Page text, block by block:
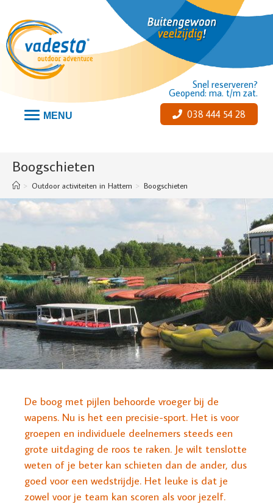
Snel reserveren?
Geopend: ma. t/m zat.
038 444 54 28
MENU
Boogschieten
> Outdoor activiteiten in Hattem > Boogschieten
De boog met pijlen behoorde vroeger bij de
wapens. Nu is het een precisie-sport. Het is voor
groepen en individuele deelnemers steeds een
grote uitdaging de roos te raken. Je wilt tenslotte
weten of je beter kan schieten dan de ander, dus
goed voor een wedstrijdje. Het leuke is dat je
zowel voor je team kan scoren als voor jezelf.